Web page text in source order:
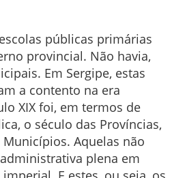
públicas primárias
provincial. Não havia,
Em Sergipe, estas
a contento na era
XIX foi, em termos de
o século das Províncias,
Aquelas não
plena em